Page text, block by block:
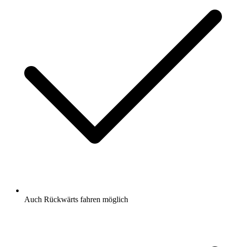
Auch Rückwärts fahren möglich